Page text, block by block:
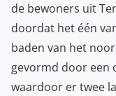
de bewoners uit
doordat het één
baden van het
gevormd door een
waardoor er twee